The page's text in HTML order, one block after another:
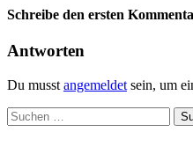
Schreibe den ersten
Antworten
Du musst angemeldet sein, um
Suchen
nach: